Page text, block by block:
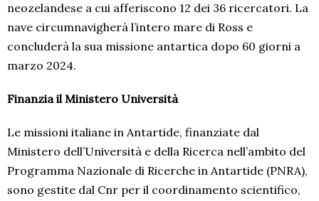
neozelandese a cui afferiscono 12 dei 36 ricercatori. La
nave circumnavigherà l’intero mare di Ross e
concluderà la sua missione antartica dopo 60 giorni a
marzo 2024.
Finanzia il Ministero Università
Le missioni italiane in Antartide, finanziate dal
Ministero dell’Università e della Ricerca nell’ambito del
Programma Nazionale di Ricerche in Antartide (PNRA),
sono gestite dal Cnr per il coordinamento scientifico,